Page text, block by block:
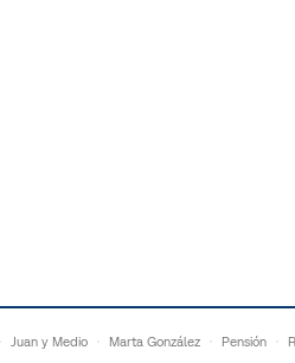
Juan y Medio Marta González Pensión